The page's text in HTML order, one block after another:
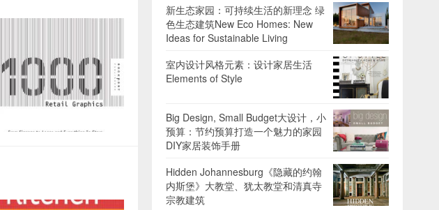
新生态家园：可持续生活的新理念 绿
色生态建筑New Eco Homes: New
Ideas for Sustainable Living
室内设计风格元素：设计家居生活
Elements of Style
Big Design, Small Budget大设计，小
预算：节约预算打造一个魅力的家园
DIY家居装饰手册
Hidden Johannesburg《隐藏的约翰
内斯堡》大教堂、犹太教堂和清真寺
宗教建筑